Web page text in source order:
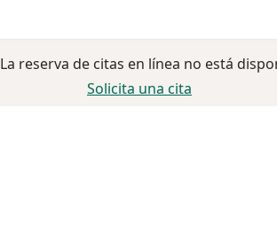
La reserva de citas en línea no está
Solicita una cita